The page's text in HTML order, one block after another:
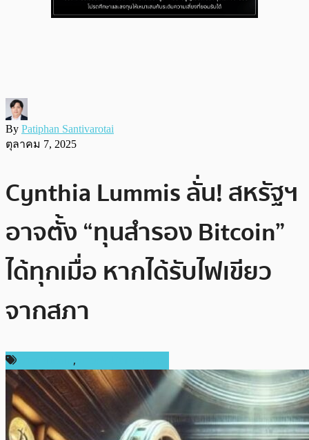
By Patiphan Santivarotai
ตุลาคม 7, 2025
Cynthia Lummis ลั่น! สหรัฐฯ
อาจตั้ง “ทุนสำรอง Bitcoin”
ได้ทุกเมื่อ หากได้รับไฟเขียว
จากสภา
,